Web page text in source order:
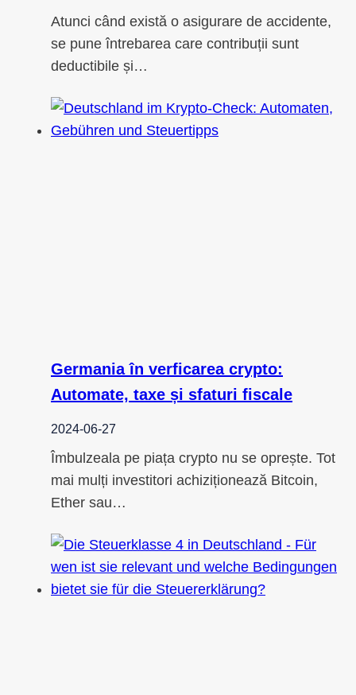
Atunci când există o asigurare de accidente,
se pune întrebarea care contribuții sunt
deductibile și…
Germania în verficarea crypto:
Automate, taxe și sfaturi fiscale
2024-06-27
Îmbulzeala pe piața crypto nu se oprește. Tot
mai mulți investitori achiziționează Bitcoin,
Ether sau…